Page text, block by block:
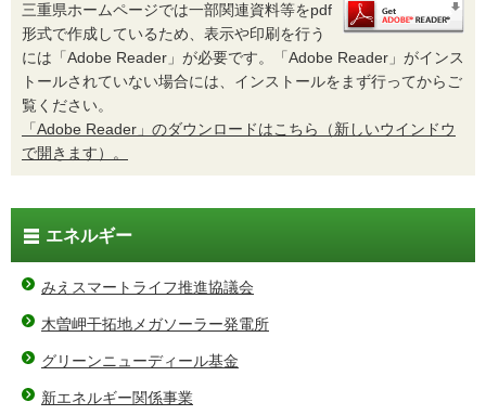
三重県ホームページでは一部関連資料等をpdf
形式で作成しているため、表示や印刷を行う
には「Adobe Reader」が必要です。「Adobe Reader」がインス
トールされていない場合には、インストールをまず行ってからご
覧ください。
「Adobe Reader」のダウンロードはこちら（新しいウインドウ
で開きます）。
エネルギー
みえスマートライフ推進協議会
木曽岬干拓地メガソーラー発電所
グリーンニューディール基金
新エネルギー関係事業